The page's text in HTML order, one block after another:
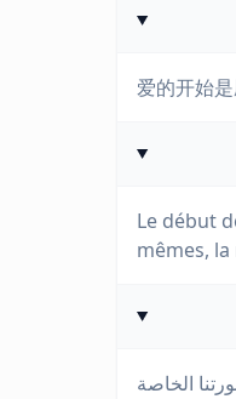
爱的开始
Le début
mêmes,